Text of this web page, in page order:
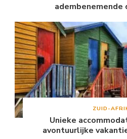
ZUID-
Unieke
avontuurlijke